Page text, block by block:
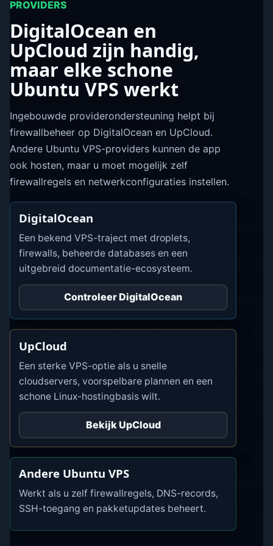
PROVIDERS
DigitalOcean en
UpCloud zijn handig,
maar elke schone
Ubuntu VPS werkt
Ingebouwde providerondersteuning helpt bij
firewallbeheer op DigitalOcean en UpCloud.
Andere Ubuntu VPS-providers kunnen de app
ook hosten, maar u moet mogelijk zelf
firewallregels en netwerkconfiguraties instellen.
DigitalOcean
Een bekend VPS-traject met droplets,
firewalls, beheerde databases en een
uitgebreid documentatie-ecosysteem.
Controleer DigitalOcean
UpCloud
Een sterke VPS-optie als u snelle
cloudservers, voorspelbare plannen en een
schone Linux-hostingbasis wilt.
Bekijk UpCloud
Andere Ubuntu VPS
Werkt als u zelf firewallregels, DNS-records,
SSH-toegang en pakketupdates beheert.